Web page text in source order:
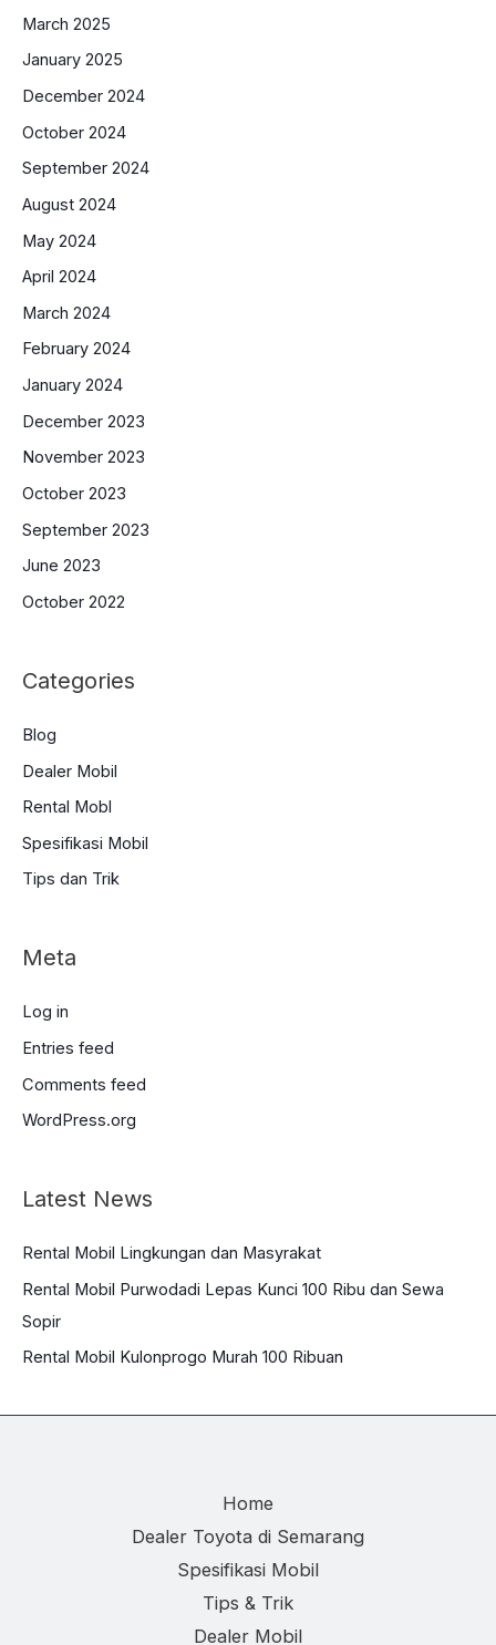
March 2025
January 2025
December 2024
October 2024
September 2024
August 2024
May 2024
April 2024
March 2024
February 2024
January 2024
December 2023
November 2023
October 2023
September 2023
June 2023
October 2022
Categories
Blog
Dealer Mobil
Rental Mobl
Spesifikasi Mobil
Tips dan Trik
Meta
Log in
Entries feed
Comments feed
WordPress.org
Latest News
Rental Mobil Lingkungan dan Masyrakat
Rental Mobil Purwodadi Lepas Kunci 100 Ribu dan Sewa
Sopir
Rental Mobil Kulonprogo Murah 100 Ribuan
Home
Dealer Toyota di Semarang
Spesifikasi Mobil
Tips & Trik
Dealer Mobil